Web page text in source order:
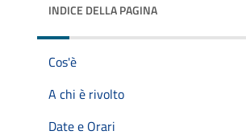
INDICE DELLA PAGINA
Cos'è
A chi è rivolto
Date e Orari